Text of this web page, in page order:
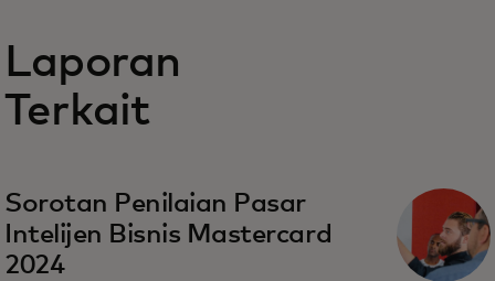
Laporan
Terkait
Sorotan Penilaian Pasar
Intelijen Bisnis Mastercard
2024